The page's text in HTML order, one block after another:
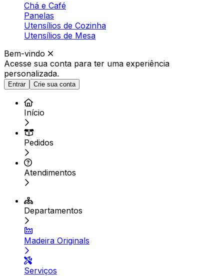
Chá e Café
Panelas
Utensílios de Cozinha
Utensílios de Mesa
Bem-vindo
Acesse sua conta para ter uma experiência
personalizada.
Entrar Crie sua conta
Início
Pedidos
Atendimentos
Departamentos
Madeira Originals
Serviços